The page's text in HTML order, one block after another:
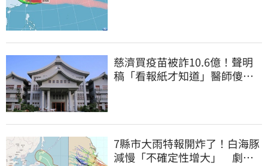
慈濟買疫苗被詐10.6億！聲明
稿「看報紙才知道」醫師傻
7縣市大雨特報開炸了！白海豚
減慢「不確定性增大」 劇烈